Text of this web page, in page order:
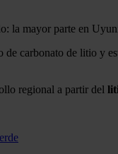
la mayor parte en
de carbonato de litio y
regional a partir del